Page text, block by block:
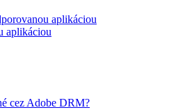
aplikáciou
aplikáciou
cez Adobe DRM?